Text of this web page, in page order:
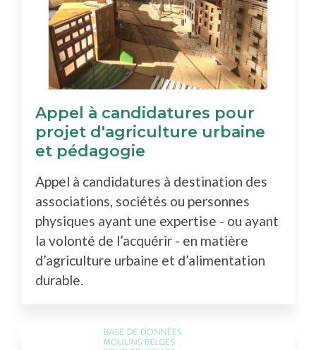
Appel à candidatures pour
projet d'agriculture urbaine
et pédagogie
Appel à candidatures à destination des
associations, sociétés ou personnes
physiques ayant une expertise - ou ayant
la volonté de l’acquérir - en matière
d’agriculture urbaine et d’alimentation
durable.